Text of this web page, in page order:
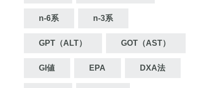
n‐6系 n‐3系
GPT（ALT） GOT（AST）
GI値 EPA DXA法